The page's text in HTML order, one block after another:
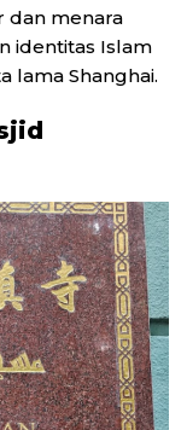
dan menara
identitas Islam
lama Shanghai.